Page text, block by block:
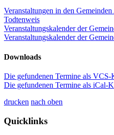
Veranstaltungen in den
Todtenweis
Veranstaltungskalender der
Veranstaltungskalender der
Downloads
Die gefundenen Termine als VCS-
Die gefundenen Termine als iCal-
drucken nach oben
Quicklinks